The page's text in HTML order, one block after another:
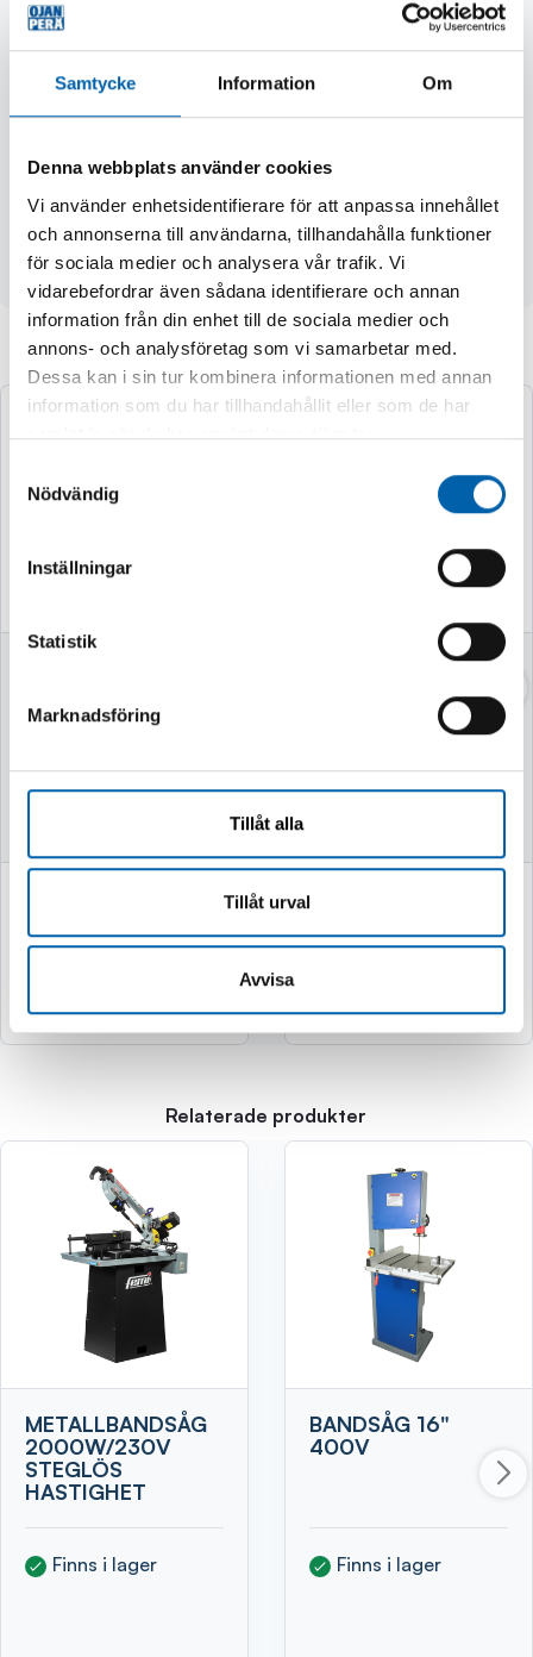
Samtycke Information Om
Denna webbplats använder cookies
Vi använder enhetsidentifierare för att anpassa innehållet
och annonserna till användarna, tillhandahålla funktioner
för sociala medier och analysera vår trafik. Vi
vidarebefordrar även sådana identifierare och annan
information från din enhet till de sociala medier och
annons- och analysföretag som vi samarbetar med.
Dessa kan i sin tur kombinera informationen med annan
information som du har tillhandahållit eller som de har
samlat in när du har använt deras tjänster.
Nödvändig
Inställningar
Statistik
Marknadsföring
Tillåt alla
Tillåt urval
Avvisa
- skjutbordets rörelsebana 2000 mm, med kullager
- när skjutbordets guide använd som stöd är max.
kapkapacitet 1300 mm
skjutbord 0-1500 mm)
- finjusterbart såg- och klyvmothåll
- lätt justerbar såghöjd och sågvinkel
- utsugningskoppling Ø 100 mm
- vikt 205 kg
Andra köpte även
Finns i lager
VEDKLYV 7TON
52CM MED STATIV
Finns i lager
2 995 kr
Relaterade produkter
METALLBANDSÅG
2000W/230V
STEGLÖS
HASTIGHET
Finns i lager
BANDSÅG 16"
400V
Finns i lager